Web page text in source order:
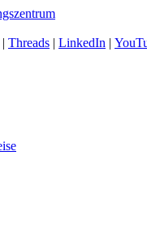
| Threads | LinkedIn |